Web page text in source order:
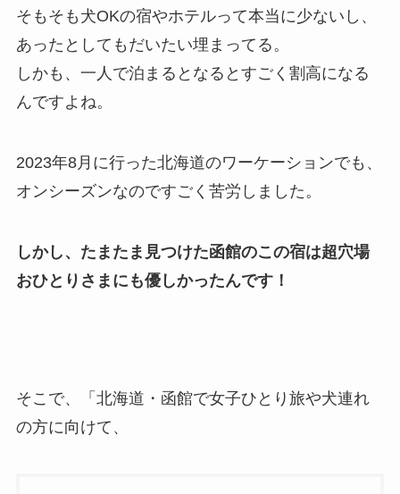
そもそも犬OKの宿やホテルって本当に少ないし、
あったとしてもだいたい埋まってる。
しかも、一人で泊まるとなるとすごく割高になる
んですよね。
2023年8月に行った北海道のワーケーションでも、
オンシーズンなのですごく苦労しました。
しかし、たまたま見つけた函館のこの宿は超穴場
おひとりさまにも優しかったんです！
そこで、「北海道・函館で女子ひとり旅や犬連れ
の方に向けて、